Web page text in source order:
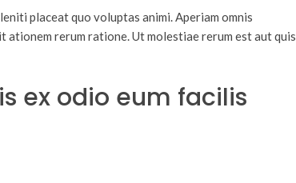
placeat quo voluptas animi. Aperiam omnis
ationem rerum ratione. Ut molestiae rerum est aut quis
ex odio eum facilis